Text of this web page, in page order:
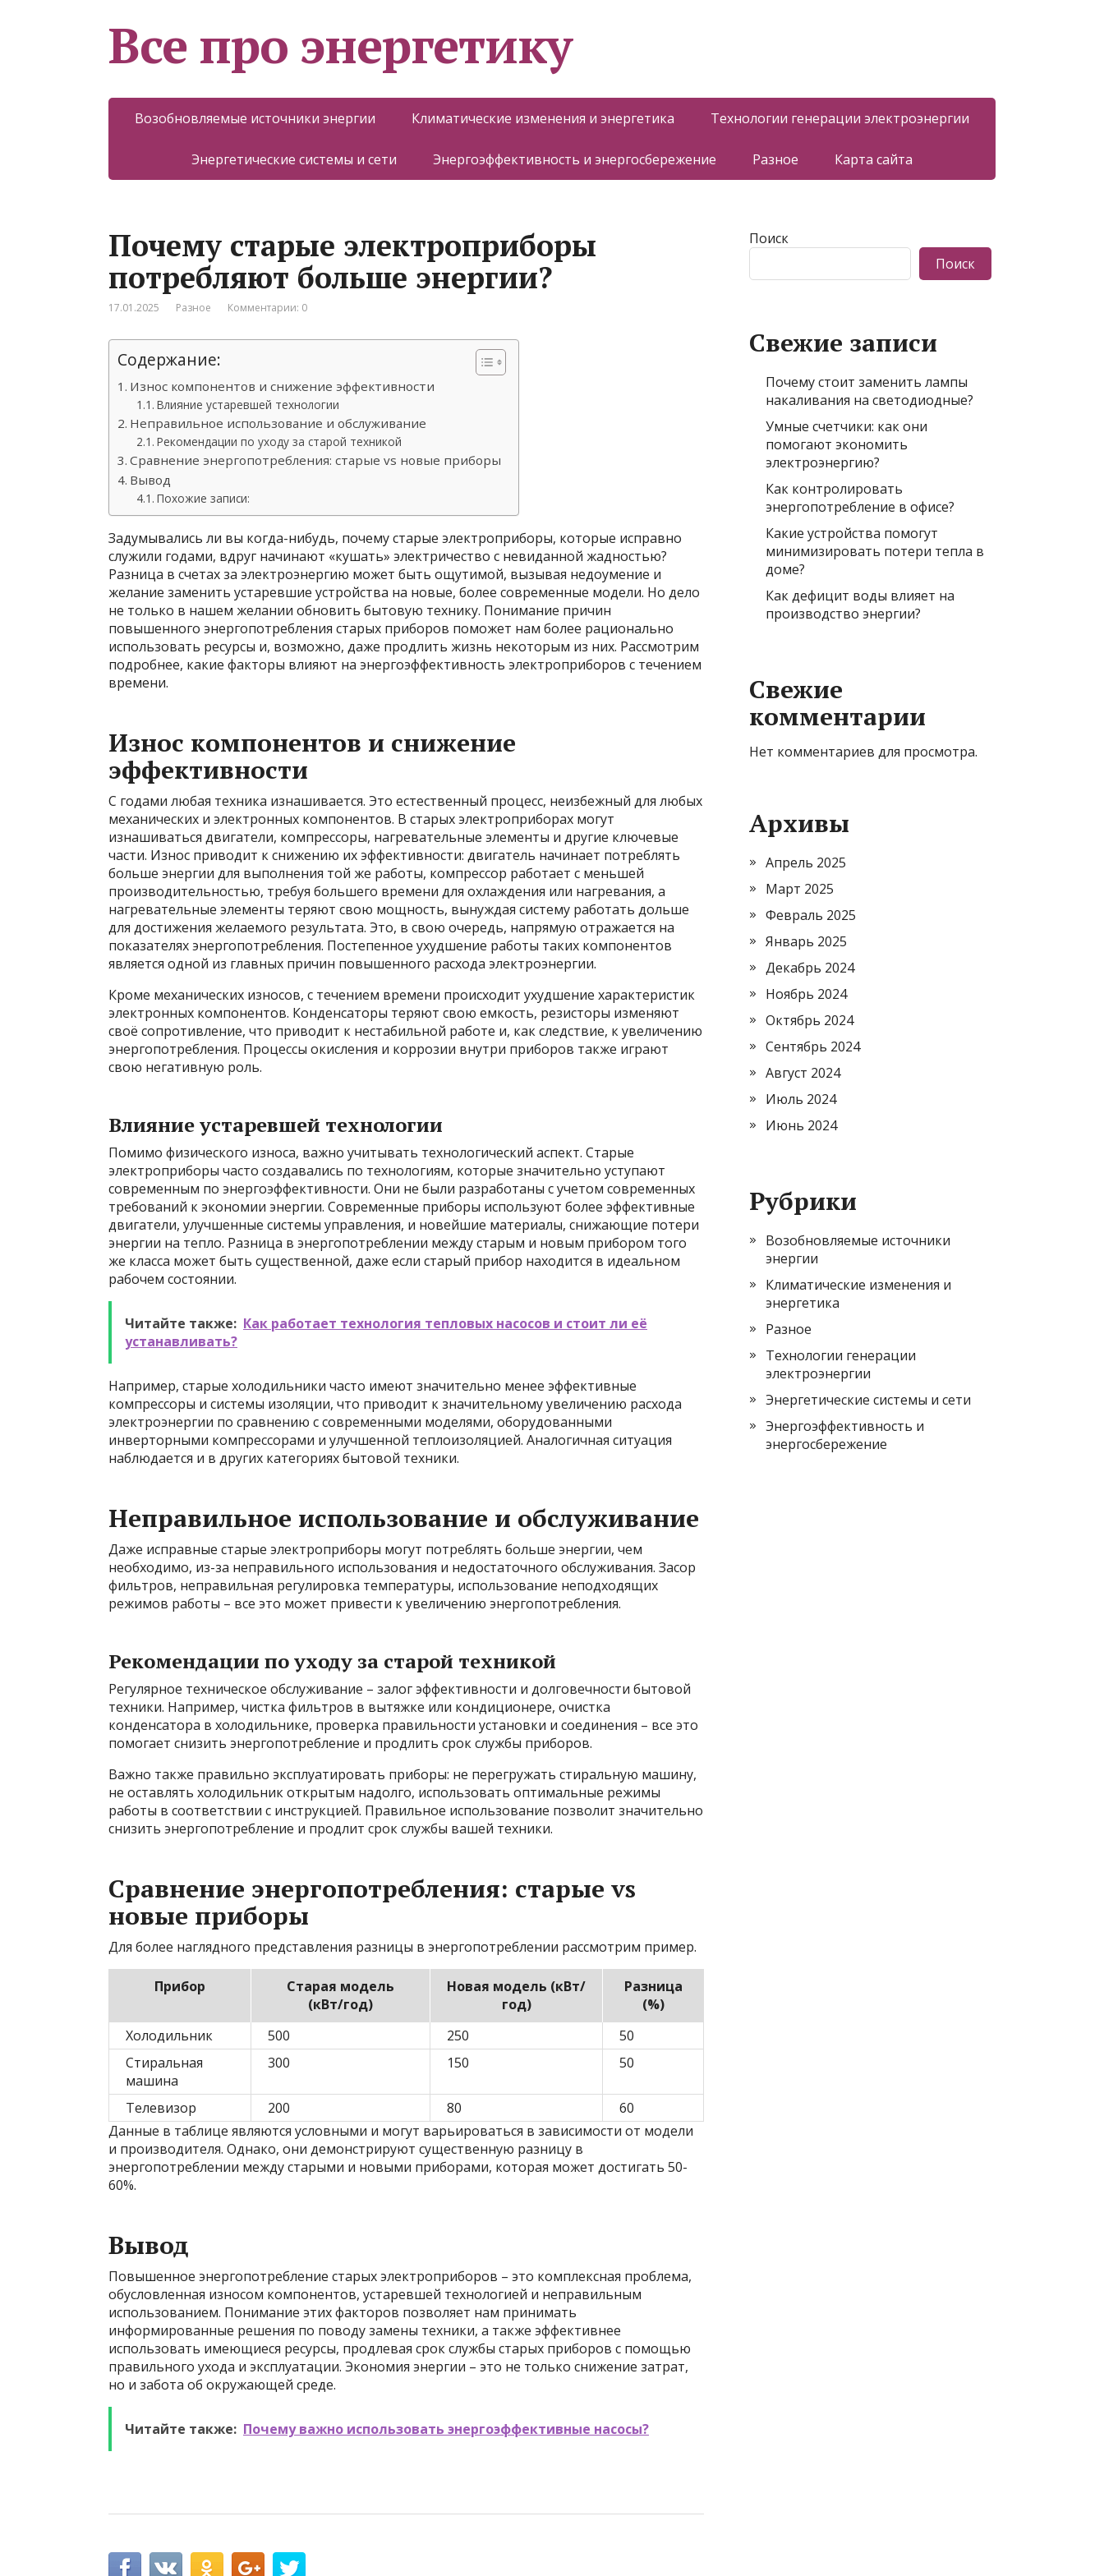
Все про энергетику
Возобновляемые источники энергии Климатические изменения и энергетика Технологии генерации электроэнергии
Энергетические системы и сети Энергоэффективность и энергосбережение Разное Карта сайта
Почему старые электроприборы
потребляют больше энергии?
17.01.2025 Разное Комментарии: 0
Содержание:
Износ компонентов и снижение эффективности
Влияние устаревшей технологии
Неправильное использование и обслуживание
Рекомендации по уходу за старой техникой
Сравнение энергопотребления: старые vs новые приборы
Вывод
Похожие записи:
Задумывались ли вы когда-нибудь, почему старые электроприборы, которые исправно
служили годами, вдруг начинают «кушать» электричество с невиданной жадностью?
Разница в счетах за электроэнергию может быть ощутимой, вызывая недоумение и
желание заменить устаревшие устройства на новые, более современные модели. Но дело
не только в нашем желании обновить бытовую технику. Понимание причин
повышенного энергопотребления старых приборов поможет нам более рационально
использовать ресурсы и, возможно, даже продлить жизнь некоторым из них. Рассмотрим
подробнее, какие факторы влияют на энергоэффективность электроприборов с течением
времени.
Износ компонентов и снижение
эффективности
С годами любая техника изнашивается. Это естественный процесс, неизбежный для любых
механических и электронных компонентов. В старых электроприборах могут
изнашиваться двигатели, компрессоры, нагревательные элементы и другие ключевые
части. Износ приводит к снижению их эффективности: двигатель начинает потреблять
больше энергии для выполнения той же работы, компрессор работает с меньшей
производительностью, требуя большего времени для охлаждения или нагревания, а
нагревательные элементы теряют свою мощность, вынуждая систему работать дольше
для достижения желаемого результата. Это, в свою очередь, напрямую отражается на
показателях энергопотребления. Постепенное ухудшение работы таких компонентов
является одной из главных причин повышенного расхода электроэнергии.
Кроме механических износов, с течением времени происходит ухудшение характеристик
электронных компонентов. Конденсаторы теряют свою емкость, резисторы изменяют
своё сопротивление, что приводит к нестабильной работе и, как следствие, к увеличению
энергопотребления. Процессы окисления и коррозии внутри приборов также играют
свою негативную роль.
Влияние устаревшей технологии
Помимо физического износа, важно учитывать технологический аспект. Старые
электроприборы часто создавались по технологиям, которые значительно уступают
современным по энергоэффективности. Они не были разработаны с учетом современных
требований к экономии энергии. Современные приборы используют более эффективные
двигатели, улучшенные системы управления, и новейшие материалы, снижающие потери
энергии на тепло. Разница в энергопотреблении между старым и новым прибором того
же класса может быть существенной, даже если старый прибор находится в идеальном
рабочем состоянии.
Читайте также: Как работает технология тепловых насосов и стоит ли её
устанавливать?
Например, старые холодильники часто имеют значительно менее эффективные
компрессоры и системы изоляции, что приводит к значительному увеличению расхода
электроэнергии по сравнению с современными моделями, оборудованными
инверторными компрессорами и улучшенной теплоизоляцией. Аналогичная ситуация
наблюдается и в других категориях бытовой техники.
Неправильное использование и обслуживание
Даже исправные старые электроприборы могут потреблять больше энергии, чем
необходимо, из-за неправильного использования и недостаточного обслуживания. Засор
фильтров, неправильная регулировка температуры, использование неподходящих
режимов работы – все это может привести к увеличению энергопотребления.
Рекомендации по уходу за старой техникой
Регулярное техническое обслуживание – залог эффективности и долговечности бытовой
техники. Например, чистка фильтров в вытяжке или кондиционере, очистка
конденсатора в холодильнике, проверка правильности установки и соединения – все это
помогает снизить энергопотребление и продлить срок службы приборов.
Важно также правильно эксплуатировать приборы: не перегружать стиральную машину,
не оставлять холодильник открытым надолго, использовать оптимальные режимы
работы в соответствии с инструкцией. Правильное использование позволит значительно
снизить энергопотребление и продлит срок службы вашей техники.
Сравнение энергопотребления: старые vs
новые приборы
Для более наглядного представления разницы в энергопотреблении рассмотрим пример.
Прибор
Старая модель
(кВт/год)
Новая модель (кВт/
год)
Разница
(%)
Холодильник
500 250
50
Стиральная
машина
300 150 50
Телевизор 200 80
60
Данные в таблице являются условными и могут варьироваться в зависимости от модели
и производителя. Однако, они демонстрируют существенную разницу в
энергопотреблении между старыми и новыми приборами, которая может достигать 50-
60%.
Вывод
Повышенное энергопотребление старых электроприборов – это комплексная проблема,
обусловленная износом компонентов, устаревшей технологией и неправильным
использованием. Понимание этих факторов позволяет нам принимать
информированные решения по поводу замены техники, а также эффективнее
использовать имеющиеся ресурсы, продлевая срок службы старых приборов с помощью
правильного ухода и эксплуатации. Экономия энергии – это не только снижение затрат,
но и забота об окружающей среде.
Читайте также: Почему важно использовать энергоэффективные насосы?
Поиск
Поиск
Свежие записи
Почему стоит заменить лампы
накаливания на светодиодные?
Умные счетчики: как они
помогают экономить
электроэнергию?
Как контролировать
энергопотребление в офисе?
Какие устройства помогут
минимизировать потери тепла в
доме?
Как дефицит воды влияет на
производство энергии?
Свежие
комментарии
Нет комментариев для просмотра.
Архивы
Апрель 2025
Март 2025
Февраль 2025
Январь 2025
Декабрь 2024
Ноябрь 2024
Октябрь 2024
Сентябрь 2024
Август 2024
Июль 2024
Июнь 2024
Рубрики
Возобновляемые источники
энергии
Климатические изменения и
энергетика
Разное
Технологии генерации
электроэнергии
Энергетические системы и сети
Энергоэффективность и
энергосбережение